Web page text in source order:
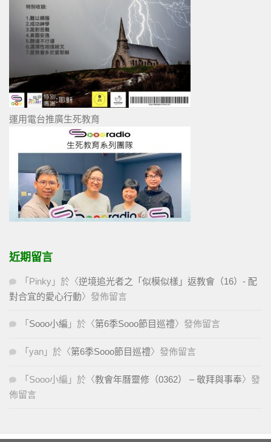
運用電台推廣生死教育
近期留言
「 Pinky 」於〈逆境追光者之「似模似樣」返教會（16）- 配
對合宜的愛心行動〉發佈留言
「 Sooo小編 」於〈第6季Sooo節目巡禮〉發佈留言
「 yan 」於〈第6季Sooo節目巡禮〉發佈留言
「 Sooo小編 」於〈教會年曆靈修（0362） – 敬拜與事奉〉發
佈留言